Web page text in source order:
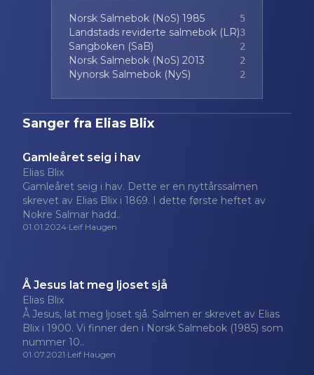
Norsk Salmebok (NoS) 1985
5
Landstads reviderte salmebok (LR)3
Sangboken (SaB) 2
Norsk Salmebok (NoS) 2013 2
Nynorsk Salmebok (NyS) 2
Sanger fra Elias Blix
Gamleåret seig i hav
Elias Blix
Gamleåret seig i hav. Dette er en nyttårssalmen
skrevet av Elias Blix i 1869. I dette første heftet av
Nokre Salmar hadd..
01.01.2024·Leif Haugen
Å Jesus lat meg ljoset sjå
Elias Blix
Å Jesus, lat meg ljoset sjå. Salmen er skrevet av Elias
Blix i 1900. Vi finner den i Norsk Salmebok (1985) som
nummer 10..
01.07.2021·Leif Haugen